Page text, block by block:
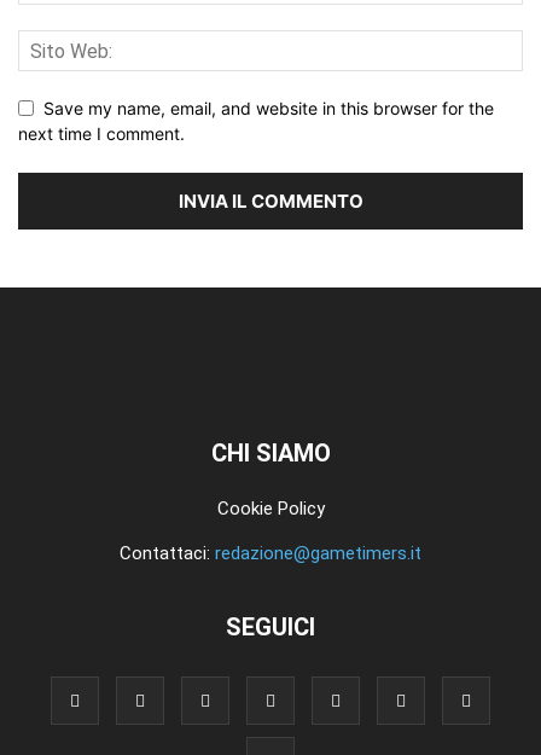
Save my name, email, and website in this browser for the
next time I comment.
CHI SIAMO
Cookie Policy
Contattaci: redazione@gametimers.it
SEGUICI